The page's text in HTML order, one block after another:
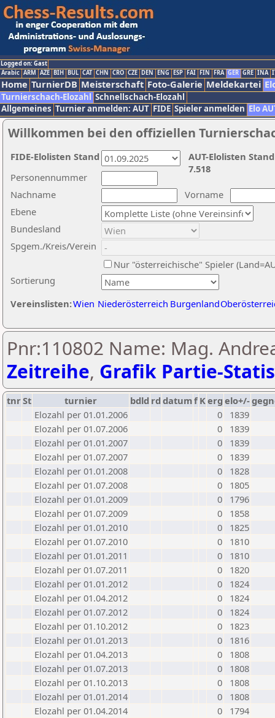
Logged on: Gast
Arabic ARM AZE BIH BUL CAT CHN CRO CZE DEN ENG ESP FAI FIN FRA GER GRE INA
Home TurnierDB Meisterschaft Foto-Galerie Meldekartei
Turnierschach-Elozahl Schnellschach-Elozahl
Allgemeines Turnier anmelden: AUT FIDE Spieler anmelden Elo
Willkommen bei den offiziellen
Nachname
Vorname
Ebene
Sortierung
Personennummer
Bundesland
Spgem./Kreis/Verein
Nur "österreichische" Spieler
Vereinslisten:Wien Niederösterreich Burgenland
AUT-Elolisten
7.518
FIDE-Elolisten Stand
Pnr:110802 Name: Mag.
Zeitreihe, Grafik Partie-
tnrSt turnier bdld rd datumf Kerg elo+/-
Elozahl per 01.01.2006
0
1839
Elozahl per 01.07.2006
0
1839
Elozahl per 01.01.2007
0
1839
Elozahl per 01.07.2007
0
1839
Elozahl per 01.01.2008
0
1828
Elozahl per 01.07.2008
0
1805
Elozahl per 01.01.2009
0
1796
Elozahl per 01.07.2009
0
1858
Elozahl per 01.01.2010
0
1825
Elozahl per 01.07.2010
0
1810
Elozahl per 01.01.2011
0
1810
Elozahl per 01.07.2011
0
1820
Elozahl per 01.01.2012
0
1824
Elozahl per 01.04.2012
0
1824
Elozahl per 01.07.2012
0
1824
Elozahl per 01.10.2012
0
1823
Elozahl per 01.01.2013
0
1816
Elozahl per 01.04.2013
0
1808
Elozahl per 01.07.2013
0
1808
Elozahl per 01.10.2013
0
1808
Elozahl per 01.01.2014
0
1808
Elozahl per 01.04.2014
0
1794